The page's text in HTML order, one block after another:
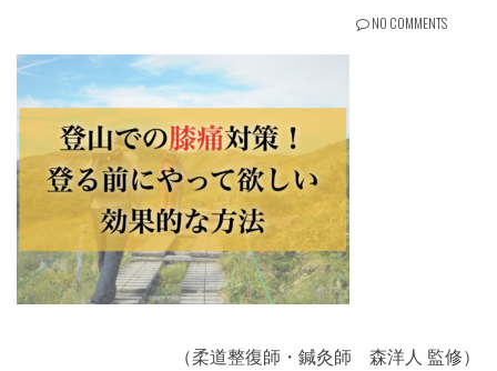
NO COMMENTS
（柔道整復師・鍼灸師 森洋人 監修）